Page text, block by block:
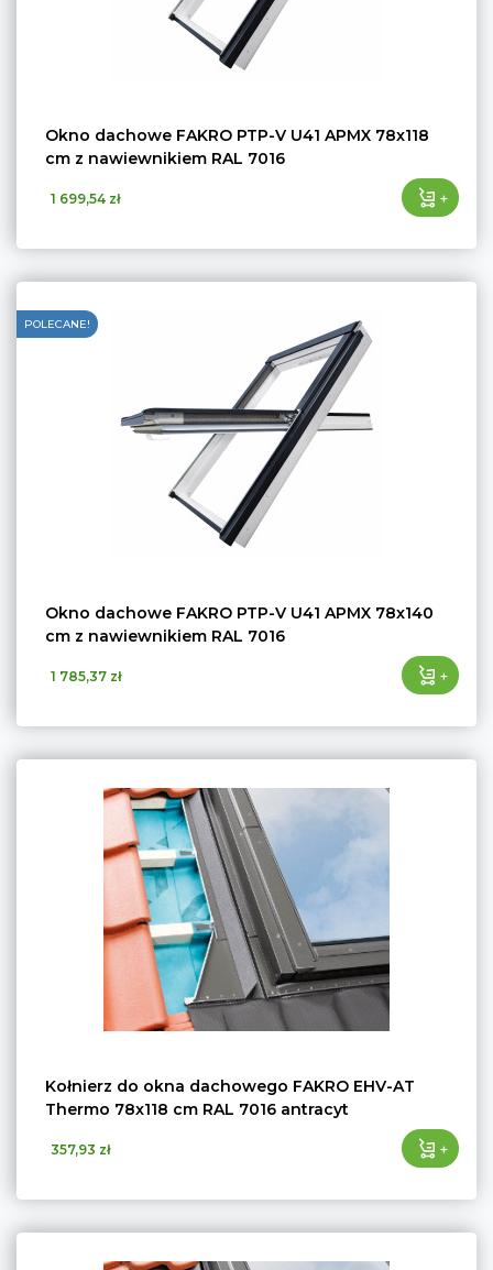
Okno dachowe FAKRO PTP-V U41 APMX 78x118
cm z nawiewnikiem RAL 7016
1 699,54 zł +
POLECANE!
Okno dachowe FAKRO PTP-V U41 APMX 78x140
cm z nawiewnikiem RAL 7016
1 785,37 zł +
Kołnierz do okna dachowego FAKRO EHV-AT
Thermo 78x118 cm RAL 7016 antracyt
357,93 zł +